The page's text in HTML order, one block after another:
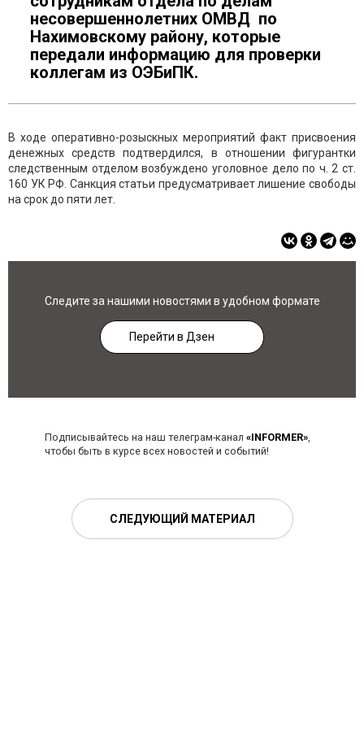
несовершеннолетних ОМВД по
Нахимовскому району, которые
передали информацию для проверки
коллегам из ОЭБиПК.
В ходе оперативно-розыскных мероприятий факт присвоения
денежных средств подтвердился, в отношении фигурантки
следственным отделом возбуждено уголовное дело по ч. 2 ст.
160 УК РФ. Санкция статьи предусматривает лишение свободы
на срок до пяти лет.
Следите за нашими новостями в удобном формате
Перейти в Дзен
Подписывайтесь на наш телеграм-канал «INFORMER»,
чтобы быть в курсе всех новостей и событий!
СЛЕДУЮЩИЙ МАТЕРИАЛ